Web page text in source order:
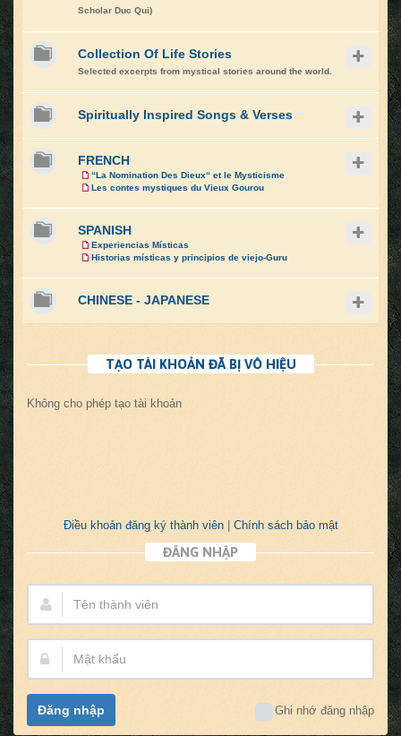
Scholar Duc Qui)
Collection Of Life Stories
Selected excerpts from mystical stories around the world.
Spiritually Inspired Songs & Verses
FRENCH
“La Nomination Des Dieux“ et le Mysticisme
Les contes mystiques du Vieux Gourou
SPANISH
Experiencias Místicas
Historias místicas y principios de viejo-Guru
CHINESE - JAPANESE
TẠO TÀI KHOẢN ĐÃ BỊ VÔ HIỆU
Không cho phép tạo tài khoản
Điều khoản đăng ký thành viên| Chính sách bảo mật
ĐĂNG NHẬP
thành
viên:
khẩu:
Ghi nhớ đăng nhập
Đăng nhập